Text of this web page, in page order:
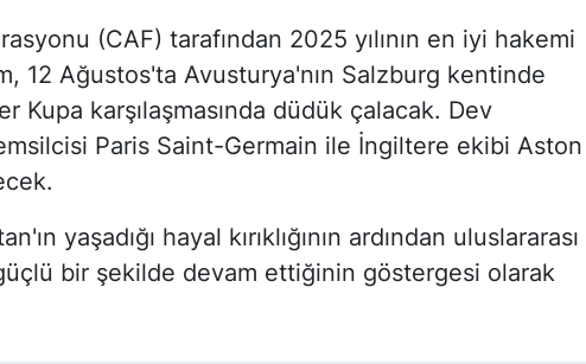
(CAF) tarafından 2025 yılının en iyi hakemi
12 Ağustos'ta Avusturya'nın Salzburg kentinde
Kupa karşılaşmasında düdük çalacak. Dev
Paris Saint-Germain ile İngiltere ekibi Aston
yaşadığı hayal kırıklığının ardından uluslararası
bir şekilde devam ettiğinin göstergesi olarak